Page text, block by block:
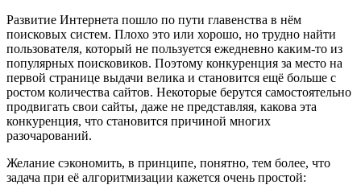
Развитие Интернета пошло по пути главенства в нём
поисковых систем. Плохо это или хорошо, но трудно найти
пользователя, который не пользуется ежедневно каким-то из
популярных поисковиков. Поэтому конкуренция за место на
первой странице выдачи велика и становится ещё больше с
ростом количества сайтов. Некоторые берутся самостоятельно
продвигать свои сайты, даже не представляя, какова эта
конкуренция, что становится причиной многих
разочарований.
Желание сэкономить, в принципе, понятно, тем более, что
задача при её алгоритмизации кажется очень простой: